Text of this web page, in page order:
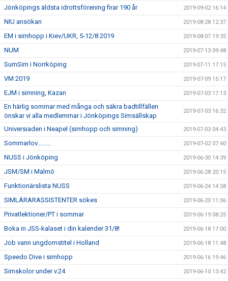
Jönköpings äldsta idrottsförening firar 190 år 2019-09-02 16:14
NIU ansökan 2019-08-28 12:37
EM i simhopp i Kiev/UKR, 5-12/8 2019 2019-08-07 19:35
NUM 2019-07-13 09:48
SumSim i Norrköping 2019-07-11 17:15
VM 2019 2019-07-09 15:17
EJM i simning, Kazan 2019-07-03 17:13
En härlig sommar med många och säkra badtillfällen
önskar vi alla medlemmar i Jönköpings Simsällskap
2019-07-03 16:32
Universiaden i Neapel (simhopp och simning) 2019-07-03 04:43
Sommarlov......... 2019-07-02 07:40
NUSS i Jönköping 2019-06-30 14:39
JSM/SM i Malmö 2019-06-28 20:15
Funktionärslista NUSS 2019-06-24 14:58
SIMLÄRARASSISTENTER sökes 2019-06-20 11:06
Privatlektioner/PT i sommar 2019-06-19 08:25
Boka in JSS-kalaset i din kalender 31/8! 2019-06-18 17:00
Job vann ungdomstitel i Holland 2019-06-18 11:48
Speedo Dive i simhopp 2019-06-16 19:46
Simskolor under v.24 2019-06-10 13:42